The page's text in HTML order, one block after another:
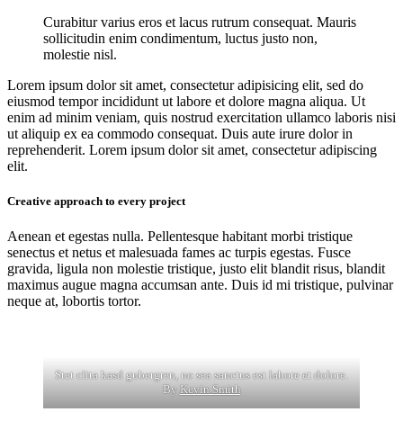
Curabitur varius eros et lacus rutrum consequat. Mauris
sollicitudin enim condimentum, luctus justo non,
molestie nisl.
Lorem ipsum dolor sit amet, consectetur adipisicing elit, sed do
eiusmod tempor incididunt ut labore et dolore magna aliqua. Ut
enim ad minim veniam, quis nostrud exercitation ullamco laboris nisi
ut aliquip ex ea commodo consequat. Duis aute irure dolor in
reprehenderit. Lorem ipsum dolor sit amet, consectetur adipiscing
elit.
Creative approach to every project
Aenean et egestas nulla. Pellentesque habitant morbi tristique
senectus et netus et malesuada fames ac turpis egestas. Fusce
gravida, ligula non molestie tristique, justo elit blandit risus, blandit
maximus augue magna accumsan ante. Duis id mi tristique, pulvinar
neque at, lobortis tortor.
Stet clita kasd gubergren, no sea sanctus est labore et dolore.
By Kevin Smith